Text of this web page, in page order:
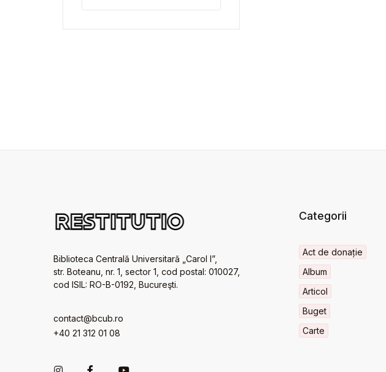
Biblioteca Centrală Universitară „Carol I”,
str. Boteanu, nr. 1, sector 1, cod postal: 010027,
cod ISIL: RO-B-0192, Bucureşti.
contact@bcub.ro
+40 21 312 01 08
Categorii
Act de donație
Album
Articol
Buget
Carte